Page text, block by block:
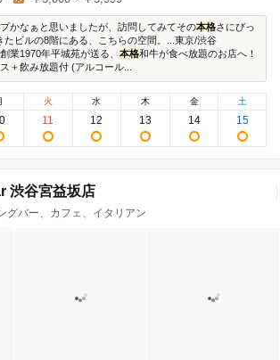
プかなぁと思いましたが、訪問してみてその本格さにびっ
たビルの8階にある、こちらの空間。...東京/渋谷
業1970年平城苑が送る、 本格和牛が食べ放題のお店へ！
＋飲み放題付 (アルコール...
火
11
水
12
木
13
金
14
土
15
渋谷宮益坂店
グバー、カフェ、イタリアン